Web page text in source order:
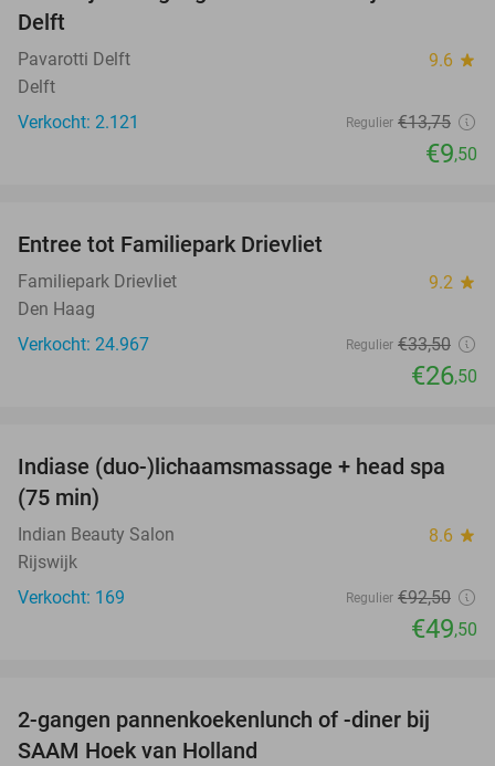
Delft
Pavarotti Delft 9.6 star
Delft
Verkocht: 2.121
Regulier €13,75
€9,50
Entree tot Familiepark Drievliet
Familiepark Drievliet 9.2 star
Den Haag
Verkocht: 24.967
Regulier €33,50
€26,50
46%
Indiase (duo-)lichaamsmassage + head spa
(75 min)
Indian Beauty Salon 8.6 star
Rijswijk
Verkocht: 169
Regulier €92,50
€49,50
53%
2-gangen pannenkoekenlunch of -diner bij
SAAM Hoek van Holland